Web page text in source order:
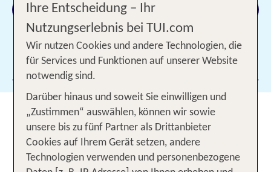
Suchen
Filter hinzufügen
Städtereisen: Mit TUI die
schönsten Städte der Welt
entdecken
Ihre Entscheidung – Ihr
Nutzungserlebnis bei TUI.com
Wir nutzen Cookies und andere Technologien, die
für Services und Funktionen auf unserer Website
notwendig sind.
Darüber hinaus und soweit Sie einwilligen und
„Zustimmen“ auswählen, können wir sowie
unsere bis zu fünf Partner als Drittanbieter
Cookies auf Ihrem Gerät setzen, andere
Technologien verwenden und personenbezogene